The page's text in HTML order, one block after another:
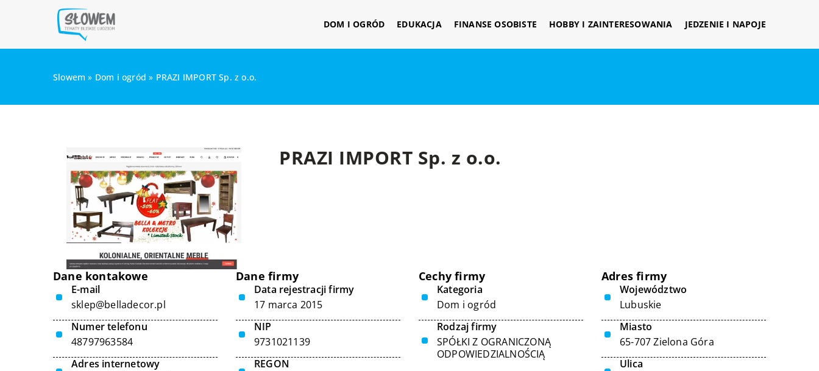
DOM I OGRÓD EDUKACJA FINANSE OSOBISTE HOBBY I ZAINTERESOWANIA JEDZENIE I NAPOJE
Slowem » Dom i ogród » PRAZI IMPORT Sp. z o.o.
PRAZI IMPORT Sp. z o.o.
Dane kontakowe
E-mail
sklep@belladecor.pl
Numer telefonu
48797963584
Adres internetowy
Dane firmy
Data rejestracji firmy
17 marca 2015
NIP
9731021139
REGON
Cechy firmy
Kategoria
Dom i ogród
Rodzaj firmy
SPÓŁKI Z OGRANICZONĄ
ODPOWIEDZIALNOŚCIĄ
Adres firmy
Województwo
Lubuskie
Miasto
65-707 Zielona Góra
Ulica